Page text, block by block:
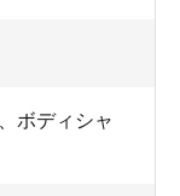
ボディシャ